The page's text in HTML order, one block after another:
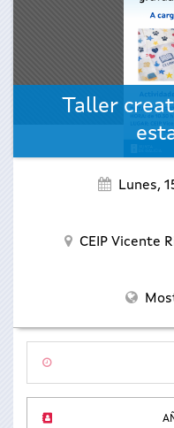
Taller
Lunes,
CEIP Vicente